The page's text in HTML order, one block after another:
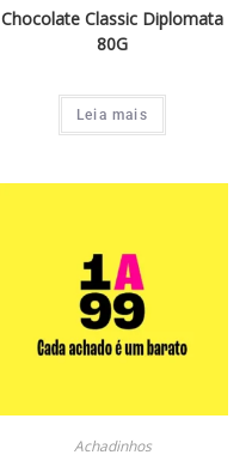
Chocolate Classic Diplomata
80G
Leia mais
Achadinhos